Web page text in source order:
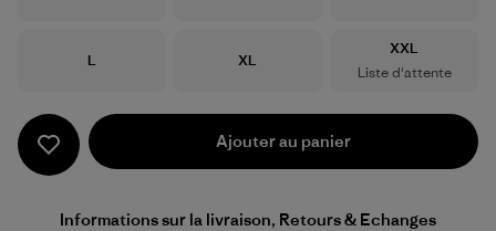
Taille
L Taille
XL
Taille
XXL
Liste d'attente
Ajouter au panier
Informations sur la livraison, Retours & Echanges